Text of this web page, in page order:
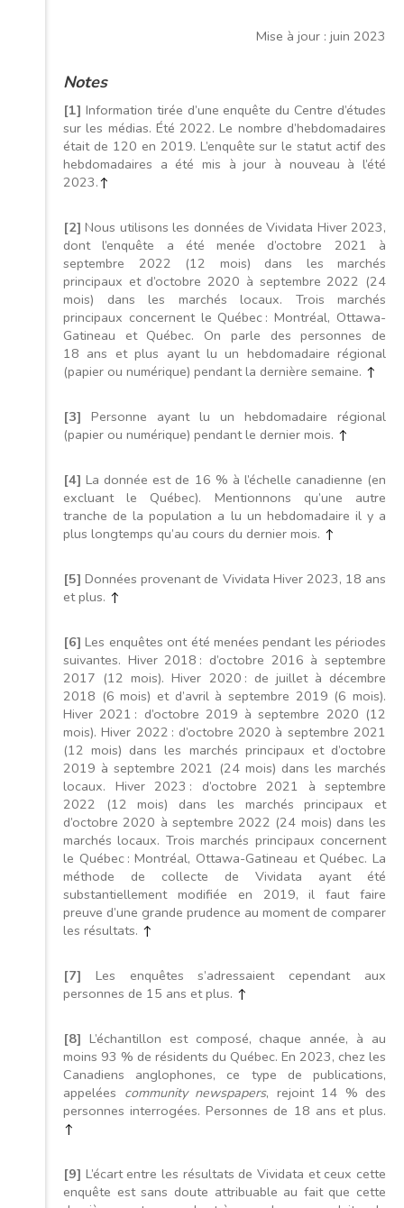
Mise à jour : juin 2023
Notes
[1] Information tirée d’une enquête du Centre d’études
sur les médias. Été 2022. Le nombre d’hebdomadaires
était de 120 en 2019. L’enquête sur le statut actif des
hebdomadaires a été mis à jour à nouveau à l’été
2023.↑
[2] Nous utilisons les données de Vividata Hiver 2023,
dont l’enquête a été menée d’octobre 2021 à
septembre 2022 (12 mois) dans les marchés
principaux et d’octobre 2020 à septembre 2022 (24
mois) dans les marchés locaux. Trois marchés
principaux concernent le Québec : Montréal, Ottawa-
Gatineau et Québec. On parle des personnes de
18 ans et plus ayant lu un hebdomadaire régional
(papier ou numérique) pendant la dernière semaine. ↑
[3] Personne ayant lu un hebdomadaire régional
(papier ou numérique) pendant le dernier mois. ↑
[4] La donnée est de 16 % à l’échelle canadienne (en
excluant le Québec). Mentionnons qu’une autre
tranche de la population a lu un hebdomadaire il y a
plus longtemps qu’au cours du dernier mois. ↑
[5] Données provenant de Vividata Hiver 2023, 18 ans
et plus. ↑
[6] Les enquêtes ont été menées pendant les périodes
suivantes. Hiver 2018 : d’octobre 2016 à septembre
2017 (12 mois). Hiver 2020 : de juillet à décembre
2018 (6 mois) et d’avril à septembre 2019 (6 mois).
Hiver 2021 : d’octobre 2019 à septembre 2020 (12
mois). Hiver 2022 : d’octobre 2020 à septembre 2021
(12 mois) dans les marchés principaux et d’octobre
2019 à septembre 2021 (24 mois) dans les marchés
locaux. Hiver 2023 : d’octobre 2021 à septembre
2022 (12 mois) dans les marchés principaux et
d’octobre 2020 à septembre 2022 (24 mois) dans les
marchés locaux. Trois marchés principaux concernent
le Québec : Montréal, Ottawa-Gatineau et Québec. La
méthode de collecte de Vividata ayant été
substantiellement modifiée en 2019, il faut faire
preuve d’une grande prudence au moment de comparer
les résultats. ↑
[7] Les enquêtes s’adressaient cependant aux
personnes de 15 ans et plus. ↑
[8] L’échantillon est composé, chaque année, à au
moins 93 % de résidents du Québec. En 2023, chez les
Canadiens anglophones, ce type de publications,
appelées community newspapers, rejoint 14 % des
personnes interrogées. Personnes de 18 ans et plus.
↑
[9] L’écart entre les résultats de Vividata et ceux cette
enquête est sans doute attribuable au fait que cette